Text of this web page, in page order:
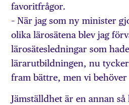
favoritfrågor.
– När jag som ny minister
olika lärosätena blev jag
lärosätes­ledningar som
lärarutbildningen, nu
fram bättre, men vi behöver
Jämställdhet är en annan